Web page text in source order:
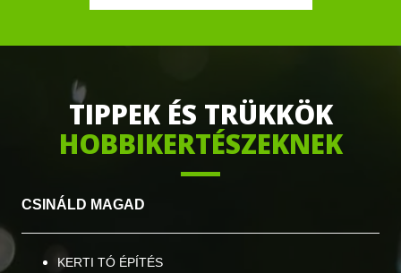
TIPPEK ÉS TRÜKKÖK
HOBBIKERTÉSZEKNEK
CSINÁLD MAGAD
KERTI TÓ ÉPÍTÉS